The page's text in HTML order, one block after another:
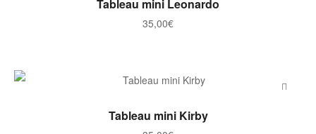
Tableau mini Leonardo
35,00€
AJOUTER AU PANIER
Tableau mini Kirby